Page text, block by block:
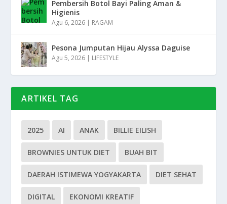
Pembersih Botol Bayi Paling Aman &
Higienis
Agu 6, 2026 | RAGAM
Pesona Jumputan Hijau Alyssa Daguise
Agu 5, 2026 | LIFESTYLE
ARTIKEL TAG
2025 AI ANAK BILLIE EILISH
BROWNIES UNTUK DIET BUAH BIT
DAERAH ISTIMEWA YOGYAKARTA DIET SEHAT
DIGITAL EKONOMI KREATIF